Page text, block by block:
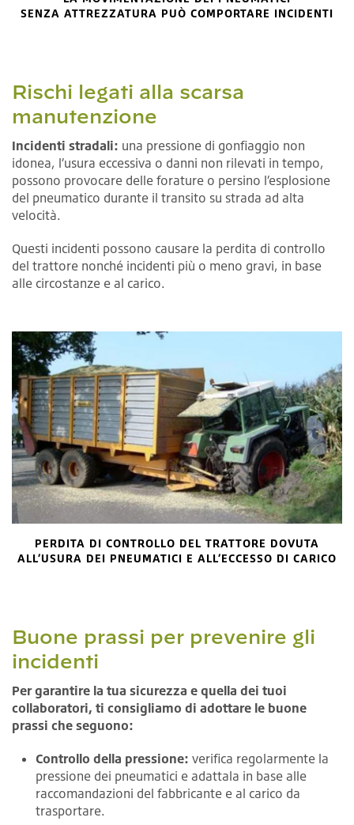
SENZA ATTREZZATURA PUÒ COMPORTARE INCIDENTI
Rischi legati alla scarsa
manutenzione
Incidenti stradali: una pressione di gonfiaggio non
idonea, l’usura eccessiva o danni non rilevati in tempo,
possono provocare delle forature o persino l’esplosione
del pneumatico durante il transito su strada ad alta
velocità.
Questi incidenti possono causare la perdita di controllo
del trattore nonché incidenti più o meno gravi, in base
alle circostanze e al carico.
PERDITA DI CONTROLLO DEL TRATTORE DOVUTA
ALL’USURA DEI PNEUMATICI E ALL’ECCESSO DI CARICO
Buone prassi per prevenire gli
incidenti
Per garantire la tua sicurezza e quella dei tuoi
collaboratori, ti consigliamo di adottare le buone
prassi che seguono:
Controllo della pressione: verifica regolarmente la
pressione dei pneumatici e adattala in base alle
raccomandazioni del fabbricante e al carico da
trasportare.